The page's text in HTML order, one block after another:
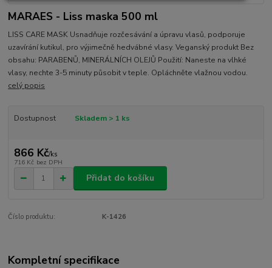
MARAES - Liss maska 500 ml
LISS CARE MASK Usnadňuje rozčesávání a úpravu vlasů, podporuje
uzavírání kutikul, pro výjimečně hedvábné vlasy. Veganský produkt Bez
obsahu: PARABENŮ, MINERÁLNÍCH OLEJŮ Použití: Naneste na vlhké
vlasy, nechte 3-5 minuty působit v teple. Opláchněte vlažnou vodou.
celý popis
Dostupnost Skladem > 1 ks
866 Kč/ks
716 Kč bez DPH
Přidat do košíku
Číslo produktu: K-1426
Kompletní specifikace